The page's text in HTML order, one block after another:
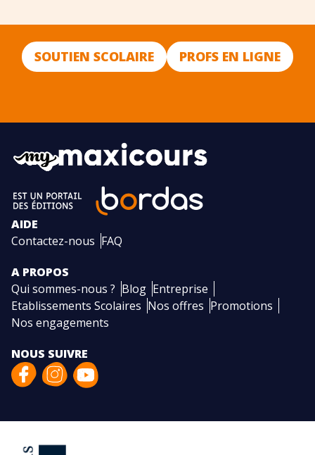
SOUTIEN SCOLAIRE PROFS EN LIGNE
AIDE
Contactez-nous FAQ
A PROPOS
Qui sommes-nous ? Blog Entreprise
Etablissements Scolaires Nos offres Promotions
Nos engagements
NOUS SUIVRE